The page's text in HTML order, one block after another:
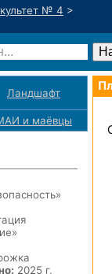
№ 4 >
Ландшафт
и маёвцы
2025 г.